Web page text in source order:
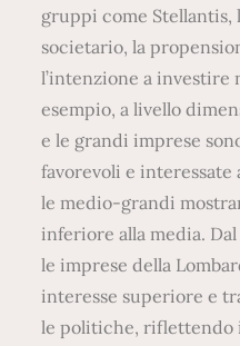
gruppi come
societario, la
l’intenzione a investire
esempio, a livello
e le grandi imprese
favorevoli e
le medio-grandi
inferiore alla media.
le imprese della
interesse superiore e
le politiche, riflettendo